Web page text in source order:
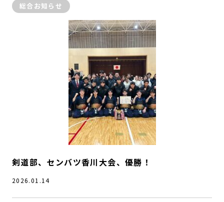
総合お知らせ
剣道部、センバツ香川大会、優勝！
2026.01.14